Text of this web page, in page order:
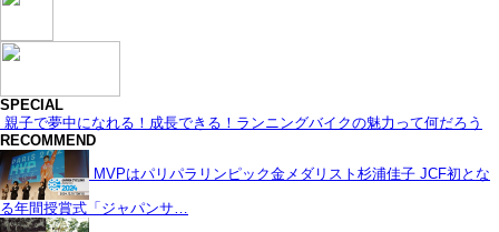
SPECIAL
親子で夢中になれる！成長できる！ランニングバイクの魅力って何だろう
RECOMMEND
MVPはパリパラリンピック金メダリスト杉浦佳子 JCF初とな
る年間授賞式「ジャパンサ…